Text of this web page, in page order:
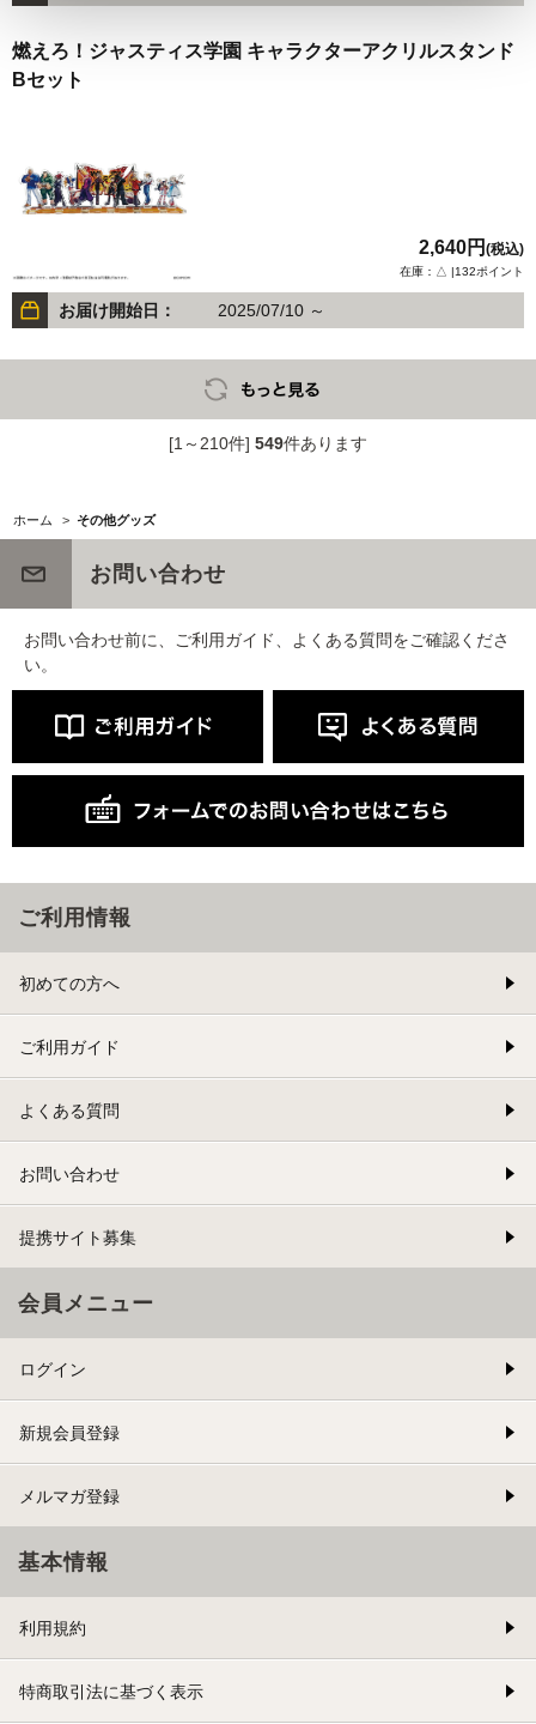
燃えろ！ジャスティス学園 キャラクターアクリルスタンド
Bセット
2,640円 (税込)
在庫：△ |132ポイント
お届け開始日： 2025/07/10 ～
[1～210件] 549件あります
ホーム > その他グッズ
お問い合わせ
お問い合わせ前に、ご利用ガイド、よくある質問をご確認くださ
い。
ご利用情報
初めての方へ
ご利用ガイド
よくある質問
お問い合わせ
提携サイト募集
会員メニュー
ログイン
新規会員登録
メルマガ登録
基本情報
利用規約
特商取引法に基づく表示